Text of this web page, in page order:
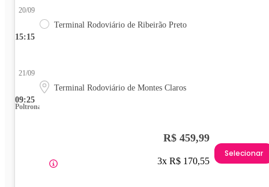
15:15
20/09
Terminal Rodoviário de Ribeirão Preto
09:25
21/09
Terminal Rodoviário de Montes Claros
Poltrona
R$ 459,99
3x R$ 170,55
Selecionar